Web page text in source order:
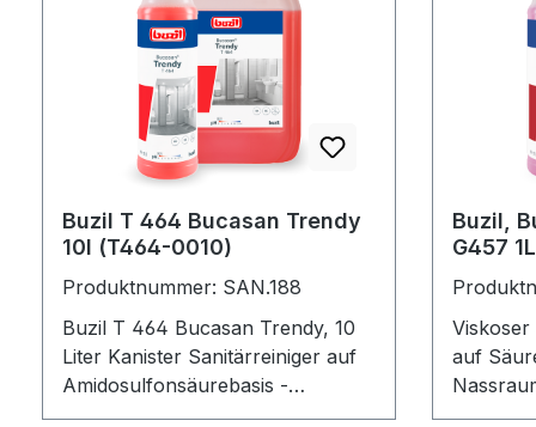
Bodenfliesen.
Kalk,
Aktiv-
streifenfrei Geeignet
Buzil T 464 Bucasan Trendy
10l (T464-0010)
Produktnummer: SAN.188
Buzil T 464 Bucasan Trendy, 10
Liter Kanister Sanitärreiniger auf
Amidosulfonsäurebasis -
Unterhaltsreiniger
Buzil,
G457 1L Art.G457-0001RA
VE = 12
auf
auf allen